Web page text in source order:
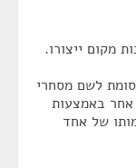
לשם מסחרי
באמצעות
של אחד